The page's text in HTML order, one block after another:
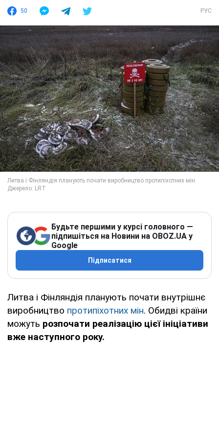
50 РУС
Будьте першими у курсі головного —
підпишіться на Новини на OBOZ.UA у
Google
Підписатися
Литва і Фінляндія планують почати внутрішнє
виробництво протипіхотних мін. Обидві країни
можуть розпочати реалізацію цієї ініціативи
вже наступного року.